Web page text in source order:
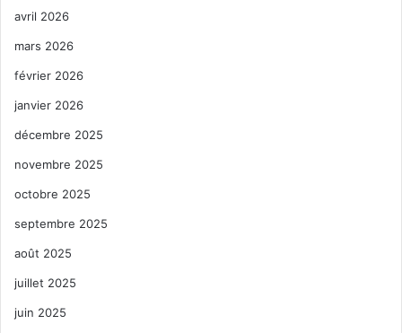
avril 2026
mars 2026
février 2026
janvier 2026
décembre 2025
novembre 2025
octobre 2025
septembre 2025
août 2025
juillet 2025
juin 2025